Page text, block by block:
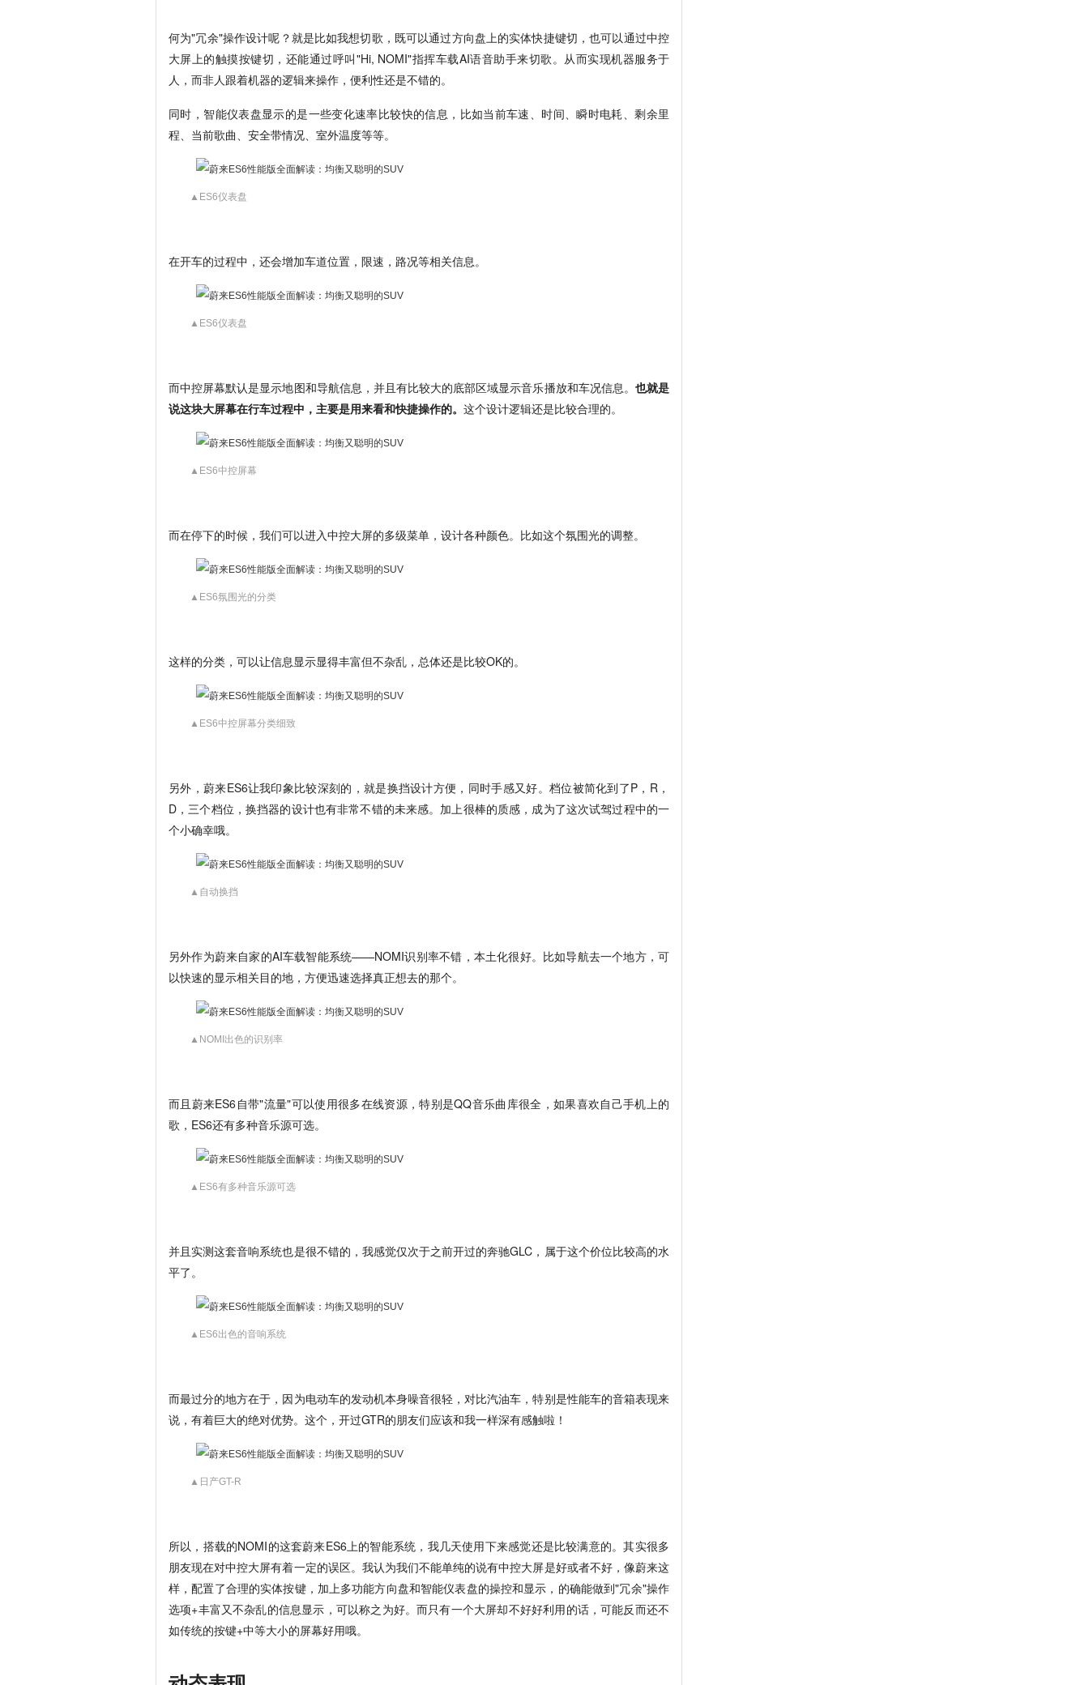
何为"冗余"操作设计呢？就是比如我想切歌，既可以通过方向盘上的实体快捷键切，也可以通过中控
大屏上的触摸按键切，还能通过呼叫"Hi, NOMI"指挥车载AI语音助手来切歌。从而实现机器服务于
人，而非人跟着机器的逻辑来操作，便利性还是不错的。
同时，智能仪表盘显示的是一些变化速率比较快的信息，比如当前车速、时间、瞬时电耗、剩余里
程、当前歌曲、安全带情况、室外温度等等。
▲ES6仪表盘
在开车的过程中，还会增加车道位置，限速，路况等相关信息。
▲ES6仪表盘
而中控屏幕默认是显示地图和导航信息，并且有比较大的底部区域显示音乐播放和车况信息。 也就是
说这块大屏幕在行车过程中，主要是用来看和快捷操作的。 这个设计逻辑还是比较合理的。
▲ES6中控屏幕
而在停下的时候，我们可以进入中控大屏的多级菜单，设计各种颜色。比如这个氛围光的调整。
▲ES6氛围光的分类
这样的分类，可以让信息显示显得丰富但不杂乱，总体还是比较OK的。
▲ES6中控屏幕分类细致
另外，蔚来ES6让我印象比较深刻的，就是换挡设计方便，同时手感又好。档位被简化到了P，R，
D，三个档位，换挡器的设计也有非常不错的未来感。加上很棒的质感，成为了这次试驾过程中的一
个小确幸哦。
▲自动换挡
另外作为蔚来自家的AI车载智能系统——NOMI识别率不错，本土化很好。比如导航去一个地方，可
以快速的显示相关目的地，方便迅速选择真正想去的那个。
▲NOMI出色的识别率
而且蔚来ES6自带"流量"可以使用很多在线资源，特别是QQ音乐曲库很全，如果喜欢自己手机上的
歌，ES6还有多种音乐源可选。
▲ES6有多种音乐源可选
并且实测这套音响系统也是很不错的，我感觉仅次于之前开过的奔驰GLC，属于这个价位比较高的水
平了。
▲ES6出色的音响系统
而最过分的地方在于，因为电动车的发动机本身噪音很轻，对比汽油车，特别是性能车的音箱表现来
说，有着巨大的绝对优势。这个，开过GTR的朋友们应该和我一样深有感触啦！
▲日产GT-R
所以，搭载的NOMI的这套蔚来ES6上的智能系统，我几天使用下来感觉还是比较满意的。其实很多
朋友现在对中控大屏有着一定的误区。我认为我们不能单纯的说有中控大屏是好或者不好，像蔚来这
样，配置了合理的实体按键，加上多功能方向盘和智能仪表盘的操控和显示，的确能做到"冗余"操作
选项+丰富又不杂乱的信息显示，可以称之为好。而只有一个大屏却不好好利用的话，可能反而还不
如传统的按键+中等大小的屏幕好用哦。